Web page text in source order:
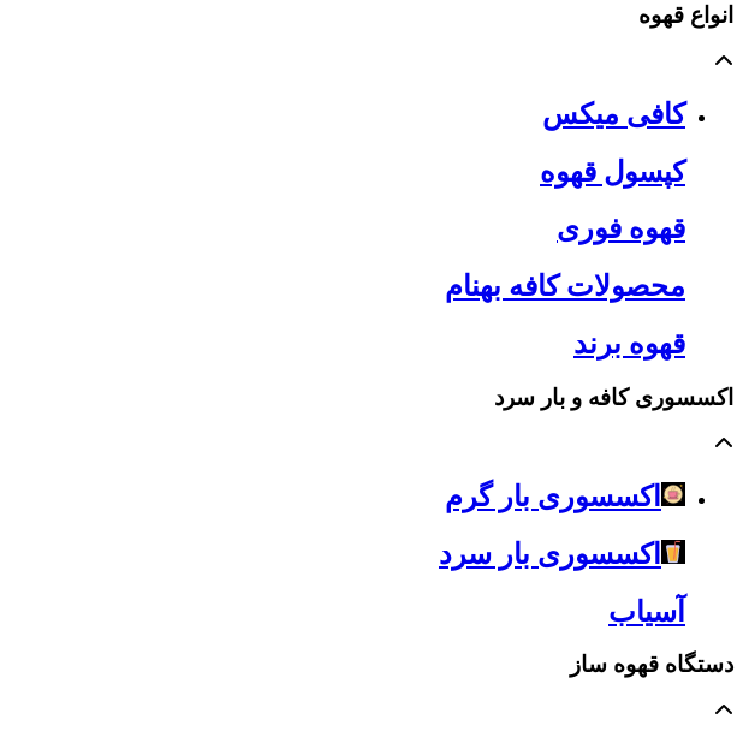
انواع قهوه
کافی میکس
کپسول قهوه
قهوه فوری
محصولات کافه بهنام
قهوه برند
اکسسوری کافه و بار سرد
اکسسوری بار گرم
اکسسوری بار سرد
آسیاب
دستگاه قهوه ساز